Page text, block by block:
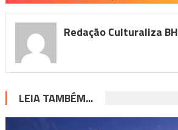
Redação Culturaliza BH
LEIA TAMBÉM...